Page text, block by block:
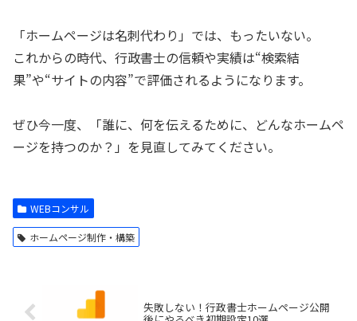
「ホームページは名刺代わり」では、もったいない。
これからの時代、行政書士の信頼や実績は“検索結
果”や“サイトの内容”で評価されるようになります。
ぜひ今一度、「誰に、何を伝えるために、どんなホームペ
ージを持つのか？」を見直してみてください。
WEBコンサル
ホームページ制作・構築
失敗しない！行政書士ホームページ公開